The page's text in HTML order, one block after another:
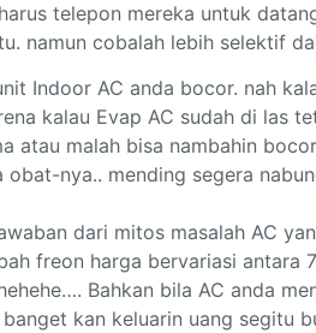
telepon mereka untuk
namun cobalah lebih selektif
Indoor AC anda bocor. nah
kalau Evap AC sudah di las
atau malah bisa nambahin
nya.. mending segera
dari mitos masalah AC
freon harga bervariasi
Bahkan bila AC anda
kan keluarin uang segitu